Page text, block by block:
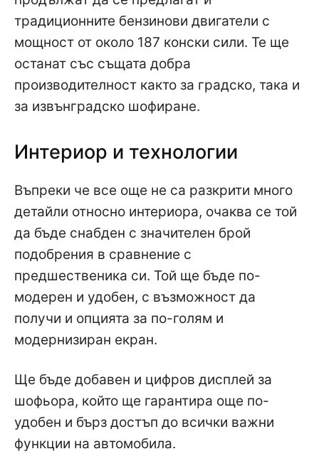
традиционните бензинови двигатели с
мощност от около 187 конски сили. Те ще
останат със същата добра
производителност както за градско, така и
за извънградско шофиране.
Интериор и технологии
Въпреки че все още не са разкрити много
детайли относно интериора, очаква се той
да бъде снабден с значителен брой
подобрения в сравнение с
предшественика си. Той ще бъде по-
модерен и удобен, с възможност да
получи и опцията за по-голям и
модернизиран екран.
Ще бъде добавен и цифров дисплей за
шофьора, който ще гарантира още по-
удобен и бърз достъп до всички важни
функции на автомобила.